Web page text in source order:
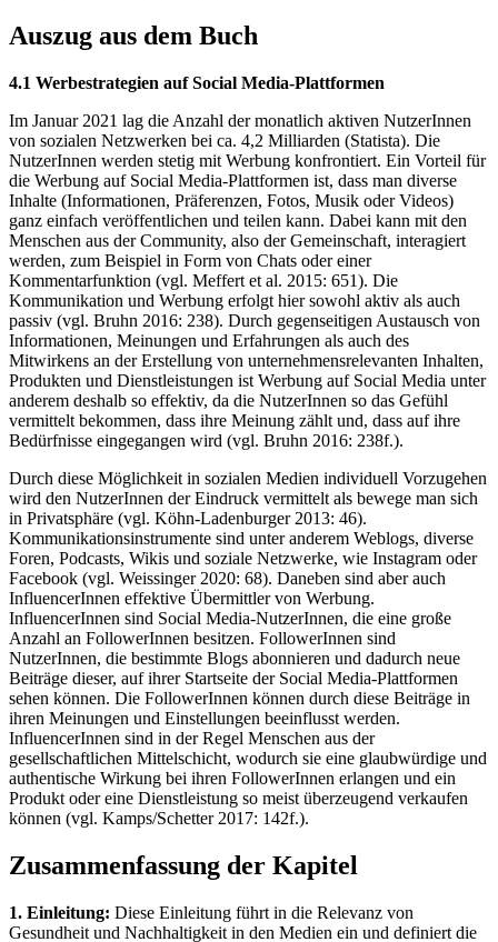
Auszug aus dem Buch
4.1 Werbestrategien auf Social Media-Plattformen
Im Januar 2021 lag die Anzahl der monatlich aktiven NutzerInnen
von sozialen Netzwerken bei ca. 4,2 Milliarden (Statista). Die
NutzerInnen werden stetig mit Werbung konfrontiert. Ein Vorteil für
die Werbung auf Social Media-Plattformen ist, dass man diverse
Inhalte (Informationen, Präferenzen, Fotos, Musik oder Videos)
ganz einfach veröffentlichen und teilen kann. Dabei kann mit den
Menschen aus der Community, also der Gemeinschaft, interagiert
werden, zum Beispiel in Form von Chats oder einer
Kommentarfunktion (vgl. Meffert et al. 2015: 651). Die
Kommunikation und Werbung erfolgt hier sowohl aktiv als auch
passiv (vgl. Bruhn 2016: 238). Durch gegenseitigen Austausch von
Informationen, Meinungen und Erfahrungen als auch des
Mitwirkens an der Erstellung von unternehmensrelevanten Inhalten,
Produkten und Dienstleistungen ist Werbung auf Social Media unter
anderem deshalb so effektiv, da die NutzerInnen so das Gefühl
vermittelt bekommen, dass ihre Meinung zählt und, dass auf ihre
Bedürfnisse eingegangen wird (vgl. Bruhn 2016: 238f.).
Durch diese Möglichkeit in sozialen Medien individuell Vorzugehen
wird den NutzerInnen der Eindruck vermittelt als bewege man sich
in Privatsphäre (vgl. Köhn-Ladenburger 2013: 46).
Kommunikationsinstrumente sind unter anderem Weblogs, diverse
Foren, Podcasts, Wikis und soziale Netzwerke, wie Instagram oder
Facebook (vgl. Weissinger 2020: 68). Daneben sind aber auch
InfluencerInnen effektive Übermittler von Werbung.
InfluencerInnen sind Social Media-NutzerInnen, die eine große
Anzahl an FollowerInnen besitzen. FollowerInnen sind
NutzerInnen, die bestimmte Blogs abonnieren und dadurch neue
Beiträge dieser, auf ihrer Startseite der Social Media-Plattformen
sehen können. Die FollowerInnen können durch diese Beiträge in
ihren Meinungen und Einstellungen beeinflusst werden.
InfluencerInnen sind in der Regel Menschen aus der
gesellschaftlichen Mittelschicht, wodurch sie eine glaubwürdige und
authentische Wirkung bei ihren FollowerInnen erlangen und ein
Produkt oder eine Dienstleistung so meist überzeugend verkaufen
können (vgl. Kamps/Schetter 2017: 142f.).
Zusammenfassung der Kapitel
1. Einleitung: Diese Einleitung führt in die Relevanz von
Gesundheit und Nachhaltigkeit in den Medien ein und definiert die